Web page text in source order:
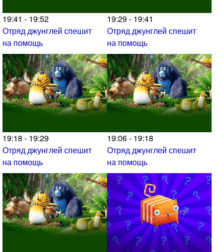
19:41 - 19:52
Отряд джунглей спешит
на помощь
19:29 - 19:41
Отряд джунглей спешит
на помощь
19:18 - 19:29
Отряд джунглей спешит
на помощь
19:06 - 19:18
Отряд джунглей спешит
на помощь